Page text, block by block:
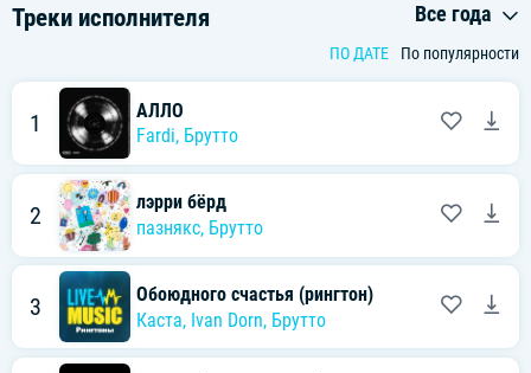
Треки исполнителя Все года
ПО ДАТЕ По популярности
1
АЛЛО
Fardi, Брутто
2
лэрри бёрд
пазнякс, Брутто
3
Обоюдного счастья (рингтон)
Каста, Ivan Dorn, Брутто